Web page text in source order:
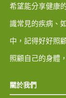
希望能分享健康
識常見的疾病、
中，記得好好照
照顧自己的身體
關於我們